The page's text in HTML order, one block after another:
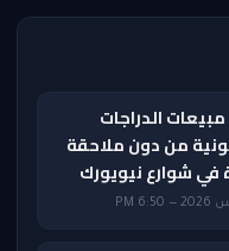
الدراجات
من دون ملاحقة
في شوارع نيويورك